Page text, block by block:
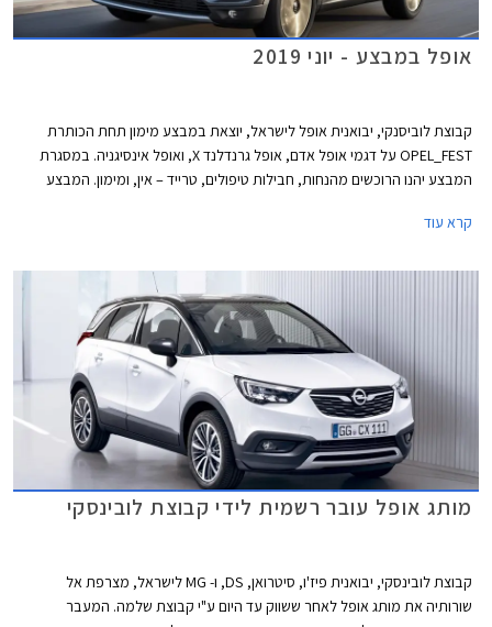
אופל במבצע - יוני 2019
קבוצת לוביסנקי, יבואנית אופל לישראל, יוצאת במבצע מימון תחת הכותרת
OPEL_FEST על דגמי אופל אדם, אופל גרנדלנד X, ואופל אינסיגניה. במסגרת
המבצע יהנו הרוכשים מהנחות, חבילות טיפולים, טרייד – אין, ומימון. המבצע
ראשון לציון, ירושלים, חיפה, ונצרת
קרא עוד
מותג אופל עובר רשמית לידי קבוצת לובינסקי
קבוצת לובינסקי, יבואנית פיז'ו, סיטרואן, DS, ו- MG לישראל, מצרפת אל
שורותיה את מותג אופל לאחר ששווק עד היום ע"י קבוצת שלמה. המעבר